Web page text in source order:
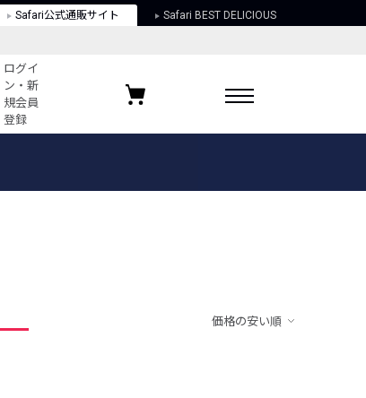
Safari公式通販サイト Safari BEST DELICIOUS
ログイ
ン・新
規会員
登録
お気に入りブランド
価格の安い順